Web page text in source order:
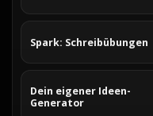
Spark: Schreibübungen
Dein eigener Ideen-
Generator